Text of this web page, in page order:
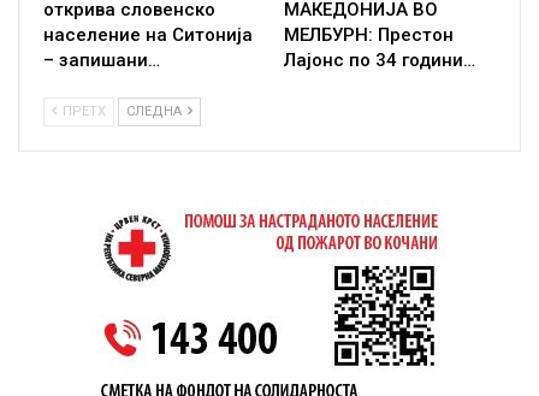
открива словенско
население на Ситонија
– запишани…
МАКЕДОНИЈА ВО
МЕЛБУРН: Престон
Лајонс по 34 години…
ПРЕТХ СЛЕДНА